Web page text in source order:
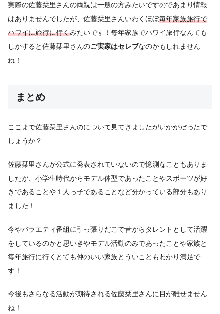
実際の佐藤栞里さんの両親は一般の方みたいですのであまり情報
はありませんでしたが、佐藤栞里さんいわくほぼ毎年家族旅行で
ハワイに旅行に行くみたいです！毎年家族でハワイ旅行なんても
しかすると佐藤栞里さんのご実家はセレブなのかもしれません
ね！
まとめ
ここまで佐藤栞里さんのについて見てきましたがいかがだったで
しょうか？
佐藤栞里さんが公式に発表されていないので憶測なこともありま
したが、小学生時代からモデル体型であったことやスポーツが好
きであることや１人っ子であることなど分かっている部分もあり
ました！
今やバラエティ番組に引っ張りだこで昔からタレントとして活躍
をしているのかと思いきやモデル活動のみであったことや家族と
毎年旅行に行くとても仲のいい家族とういこともわかり満足で
す！
今後もさらなる活動が期待される佐藤栞里さんに目が離せません
ね！